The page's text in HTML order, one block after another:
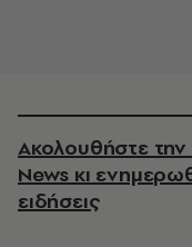
Ακολουθήστε
News κι
ειδήσεις